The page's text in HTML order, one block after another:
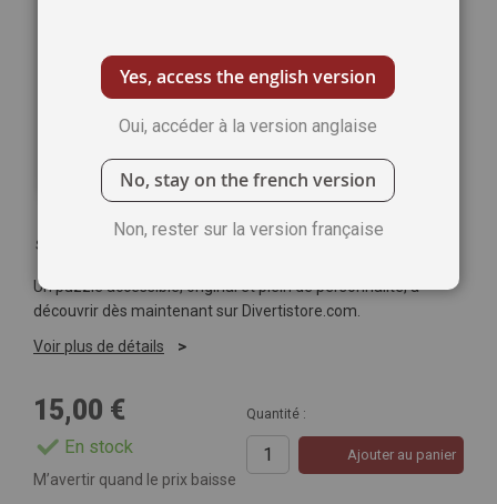
Soyez le premier à commenter ce produit
Un puzzle accessible, original et plein de personnalité, à
découvrir dès maintenant sur Divertistore.com.
Voir plus de détails
15,00 €
En stock
Quantité :
Ajouter au panier
M’avertir quand le prix baisse
Yes, access the english version
Oui, accéder à la version anglaise
No, stay on the french version
Non, rester sur la version française